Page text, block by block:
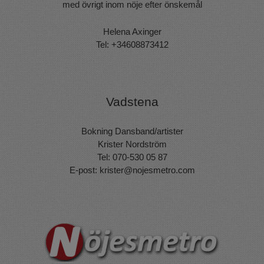
med övrigt inom nöje efter önskemål
Helena Axinger
Tel: +34608873412
Vadstena
Bokning Dansband/artister
Krister Nordström
Tel: 070-530 05 87
E-post: krister@nojesmetro.com